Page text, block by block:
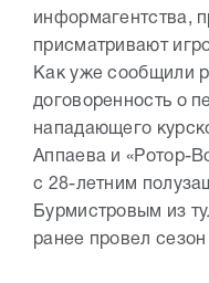
информагентства,
присматривают
Как уже сообщили
договоренность о
нападающего
Аппаева и «Ротор-
с 28-летним
Бурмистровым из
ранее провел